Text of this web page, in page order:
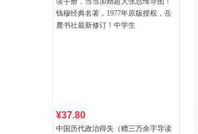
¥37.80
中国历代政治得失（赠三万余字导读